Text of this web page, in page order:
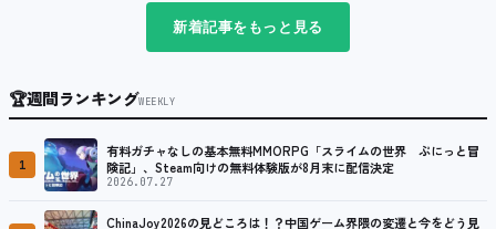
新着記事をもっと見る
🏆週間ランキングWEEKLY
1
有料ガチャなしの基本無料MMORPG「スライムの世界 ぷにっと冒
険記」、Steam向けの無料体験版が8月末に配信決定
2026.07.27
ChinaJoy2026の見どころは！？中国ゲーム界隈の変遷と今をどう見